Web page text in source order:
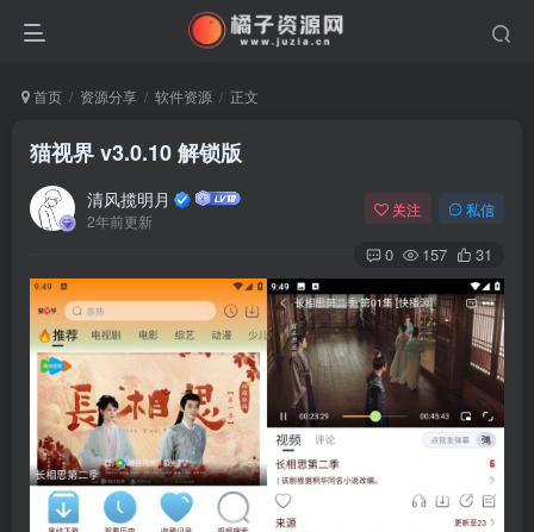
首页 资源分享 软件资源 正文
猫视界 v3.0.10 解锁版
清风揽明月
2年前更新
关注 私信
0 157 31